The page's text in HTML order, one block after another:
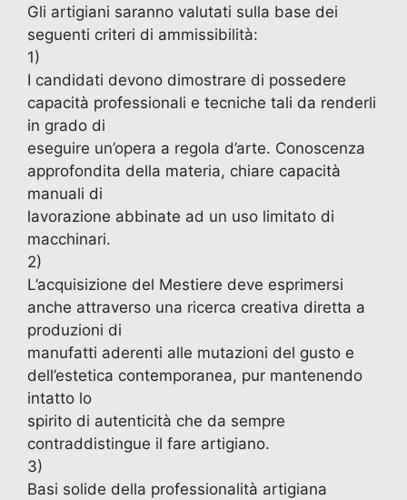
Gli artigiani saranno valutati sulla base dei
seguenti criteri di ammissibilità:
1)
I candidati devono dimostrare di possedere
capacità professionali e tecniche tali da renderli
in grado di
eseguire un’opera a regola d’arte. Conoscenza
approfondita della materia, chiare capacità
manuali di
lavorazione abbinate ad un uso limitato di
macchinari.
2)
L’acquisizione del Mestiere deve esprimersi
anche attraverso una ricerca creativa diretta a
produzioni di
manufatti aderenti alle mutazioni del gusto e
dell’estetica contemporanea, pur mantenendo
intatto lo
spirito di autenticità che da sempre
contraddistingue il fare artigiano.
3)
Basi solide della professionalità artigiana